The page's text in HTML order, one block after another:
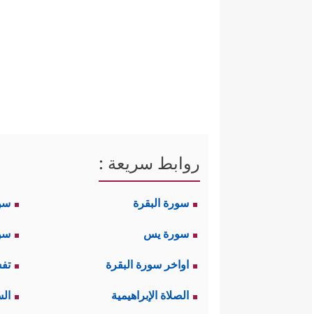
روابط سريعة :
سورة البقرة
سورة يس
اواخر سورة البقرة
الصلاة الإبراهيمية